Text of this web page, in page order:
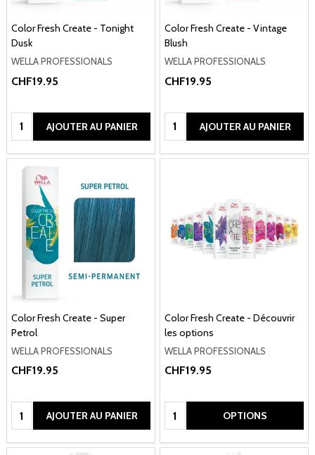
Color Fresh Create - Tonight
Dusk
WELLA PROFESSIONALS
CHF19.95
Quantité:AJOUTER AU PANIER
Color Fresh Create - Vintage
Blush
WELLA PROFESSIONALS
CHF19.95
Quantité:AJOUTER AU PANIER
Color Fresh Create - Super
Petrol
WELLA PROFESSIONALS
CHF19.95
Quantité:AJOUTER AU PANIER
Color Fresh Create - Découvrir
les options
WELLA PROFESSIONALS
CHF19.95
Quantité: OPTIONS